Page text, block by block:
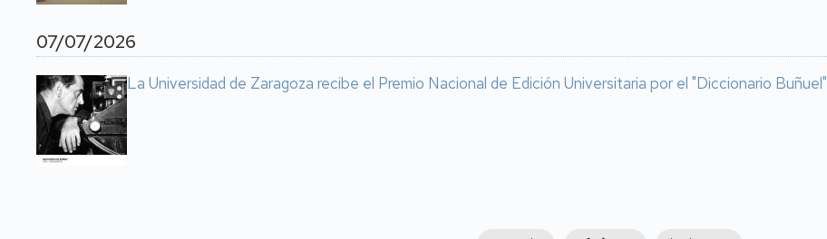
07/07/2026
La Universidad de Zaragoza recibe el Premio Nacional de Edición Universitaria por el "Diccionario Buñuel"